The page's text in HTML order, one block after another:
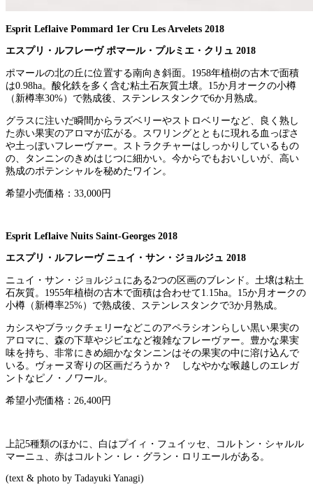
Esprit Leflaive Pommard 1er Cru Les Arvelets 2018
エスプリ・ルフレーヴ ポマール・プルミエ・クリュ 2018
ポマールの北の丘に位置する南向き斜面。1958年植樹の古木で面積
は0.98ha。酸化鉄を多く含む粘土石灰質土壌。15か月オークの小樽
（新樽率30%）で熟成後、ステンレスタンクで6か月熟成。
グラスに注いだ瞬間からラズベリーやストロベリーなど、良く熟し
た赤い果実のアロマが広がる。スワリングとともに現れる血っぽさ
や土っぽいフレーヴァー。ストラクチャーはしっかりしているもの
の、タンニンのきめはじつに細かい。今からでもおいしいが、高い
熟成のポテンシャルを秘めたワイン。
希望小売価格：33,000円
Esprit Leflaive Nuits Saint-Georges 2018
エスプリ・ルフレーヴ ニュイ・サン・ジョルジュ 2018
ニュイ・サン・ジョルジュにある2つの区画のブレンド。土壌は粘土
石灰質。1955年植樹の古木で面積は合わせて1.15ha。15か月オークの
小樽（新樽率25%）で熟成後、ステンレスタンクで3か月熟成。
カシスやブラックチェリーなどこのアペラシオンらしい黒い果実の
アロマに、森の下草やジビエなど複雑なフレーヴァー。豊かな果実
味を持ち、非常にきめ細かなタンニンはその果実の中に溶け込んで
いる。ヴォーヌ寄りの区画だろうか？ しなやかな喉越しのエレガ
ントなピノ・ノワール。
希望小売価格：26,400円
上記5種類のほかに、白はプイィ・フュイッセ、コルトン・シャルル
マーニュ、赤はコルトン・レ・グラン・ロリエールがある。
(text & photo by Tadayuki Yanagi)